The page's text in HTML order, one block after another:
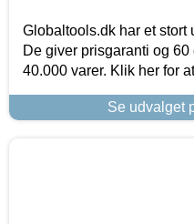
Globaltools.dk har et
De giver prisgaranti og
40.000 varer. Klik her for
Se udvalget